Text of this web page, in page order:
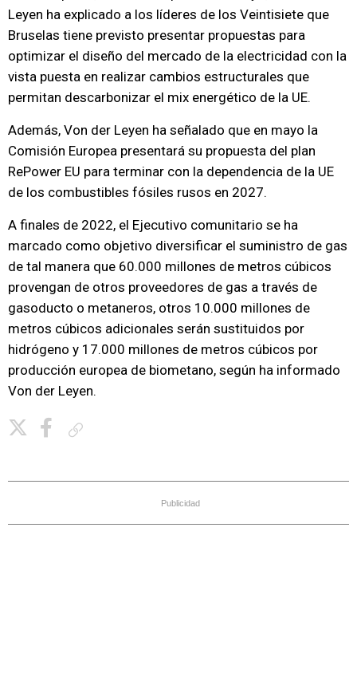
Leyen ha explicado a los líderes de los Veintisiete que
Bruselas tiene previsto presentar propuestas para
optimizar el diseño del mercado de la electricidad con la
vista puesta en realizar cambios estructurales que
permitan descarbonizar el mix energético de la UE.
Además, Von der Leyen ha señalado que en mayo la
Comisión Europea presentará su propuesta del plan
RePower EU para terminar con la dependencia de la UE
de los combustibles fósiles rusos en 2027.
A finales de 2022, el Ejecutivo comunitario se ha
marcado como objetivo diversificar el suministro de gas
de tal manera que 60.000 millones de metros cúbicos
provengan de otros proveedores de gas a través de
gasoducto o metaneros, otros 10.000 millones de
metros cúbicos adicionales serán sustituidos por
hidrógeno y 17.000 millones de metros cúbicos por
producción europea de biometano, según ha informado
Von der Leyen.
Publicidad